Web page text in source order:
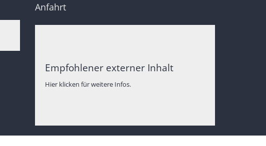
Anfahrt
Empfohlener externer Inhalt
Hier klicken für weitere Infos.